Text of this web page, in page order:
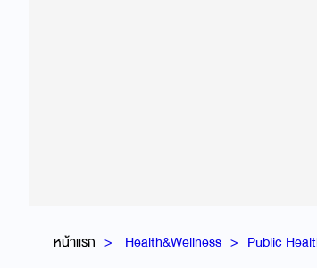
หน้าแรก Health&Wellness Public